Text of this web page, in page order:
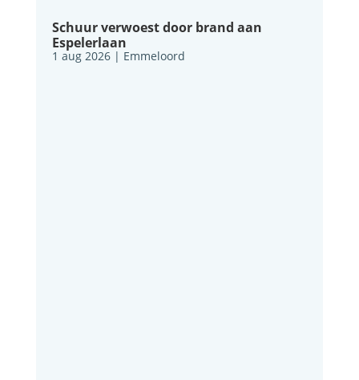
Schuur verwoest door brand aan
Espelerlaan
1 aug 2026| Emmeloord